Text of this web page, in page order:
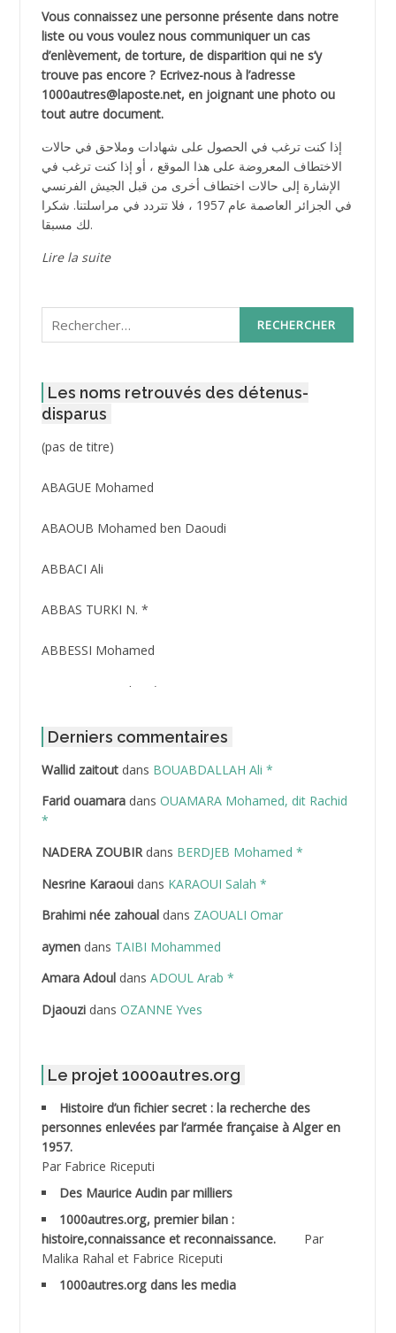
Vous connaissez une personne présente dans notre
liste ou vous voulez nous communiquer un cas
d’enlèvement, de torture, de disparition qui ne s’y
trouve pas encore ? Ecrivez-nous à l’adresse
1000autres@laposte.net, en joignant une photo ou
tout autre document.
إذا كنت ترغب في الحصول على شهادات وملاحق في حالات
الاختطاف المعروضة على هذا الموقع ، أو إذا كنت ترغب في
الإشارة إلى حالات اختطاف أخرى من قبل الجيش الفرنسي
في الجزائر العاصمة عام 1957 ، فلا تتردد في مراسلتنا. شكرا
لك مسبقا.
Lire la suite
Rechercher :
Les noms retrouvés des détenus-
disparus
(pas de titre)Post
3416
ABAGUE Mohamed
ABAOUB Mohamed ben Daoudi
ABBACI Ali
ABBAS TURKI N. *
ABBESSI Mohamed
ABBOUR Azzedine *
ABDAT Amar
ABDEDDAIM Hamid
ABDELAZIZ Mohamed
ABDELHAFID Lakhdar
ABDELLI Mohamed
ABDELLI Mohamed *
ABDELMOUMENE Ahmed
ABDESMED Mohamed ben Kaddour
ABDESSELAMI Kouider
ABDESSLEM Ahmed dit le Coiffeur
ABDOUDOU
Derniers commentaires
Wallid zaitoutdans BOUABDALLAH Ali *
Farid ouamaradans OUAMARA Mohamed, dit Rachid
*
NADERA ZOUBIRdans BERDJEB Mohamed *
Nesrine Karaouidans KARAOUI Salah *
Brahimi née zahoualdans ZAOUALI Omar
aymendans TAIBI Mohammed
Amara Adouldans ADOUL Arab *
Djaouzidans OZANNE Yves
Le projet 1000autres.org
Histoire d’un fichier secret : la recherche des
personnes enlevées par l’armée française à Alger en
1957.
Par Fabrice Riceputi
Des Maurice Audin par milliers
1000autres.org, premier bilan :
histoire,connaissance et reconnaissance.
Par
Malika Rahal et Fabrice Riceputi
1000autres.org dans les media